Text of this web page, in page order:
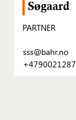
Søgaard
PARTNER
sss@bahr.no
+4790021287